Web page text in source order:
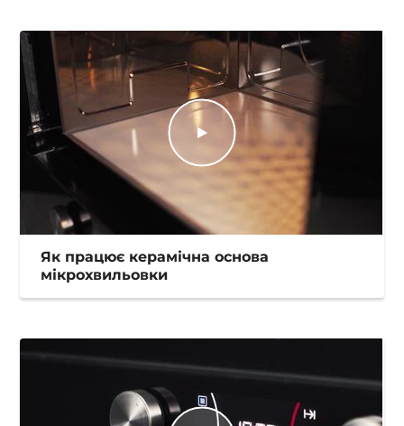
Як працює керамічна основа
мікрохвильовки